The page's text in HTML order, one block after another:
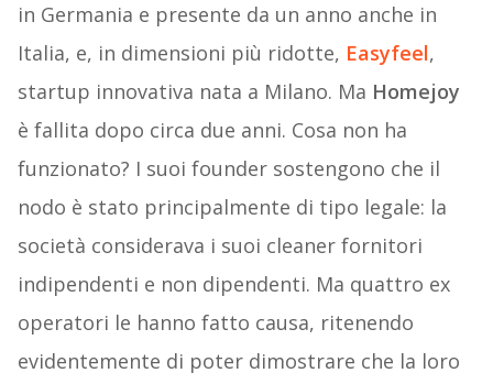
in Germania e presente da un anno anche in
Italia, e, in dimensioni più ridotte, Easyfeel,
startup innovativa nata a Milano. Ma Homejoy
è fallita dopo circa due anni. Cosa non ha
funzionato? I suoi founder sostengono che il
nodo è stato principalmente di tipo legale: la
società considerava i suoi cleaner fornitori
indipendenti e non dipendenti. Ma quattro ex
operatori le hanno fatto causa, ritenendo
evidentemente di poter dimostrare che la loro